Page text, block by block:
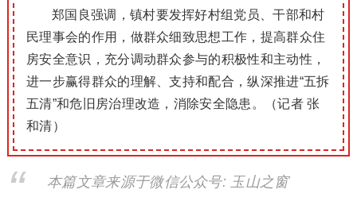
郑国良强调，镇村要发挥好村组党员、干部和村
民理事会的作用，做群众细致思想工作，提高群众住
房安全意识，充分调动群众参与的积极性和主动性，
进一步赢得群众的理解、支持和配合，纵深推进“五拆
五清”和危旧房治理改造，消除安全隐患。（记者 张
和清）
本篇文章来源于微信公众号: 玉山之窗